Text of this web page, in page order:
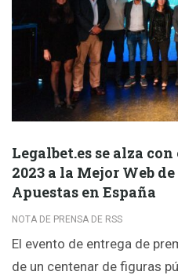
Legalbet.es se alza
2023 a la Mejor Web
Apuestas en España
NOTA DE PRENSA DE RSS
El evento de entrega de
de un centenar de figuras